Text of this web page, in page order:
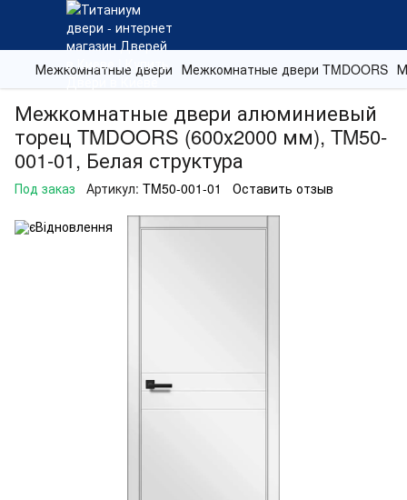
Межкомнатные двери Межкомнатные двери TMDOORS
Межкомнатные двери алюминиевый
торец TMDOORS (600х2000 мм), TM50-
001-01, Белая структура
Под заказ Артикул: TM50-001-01 Оставить отзыв